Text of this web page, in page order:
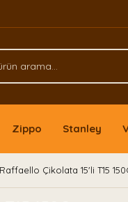
Zippo Stanley
Çikolata 15'li T15